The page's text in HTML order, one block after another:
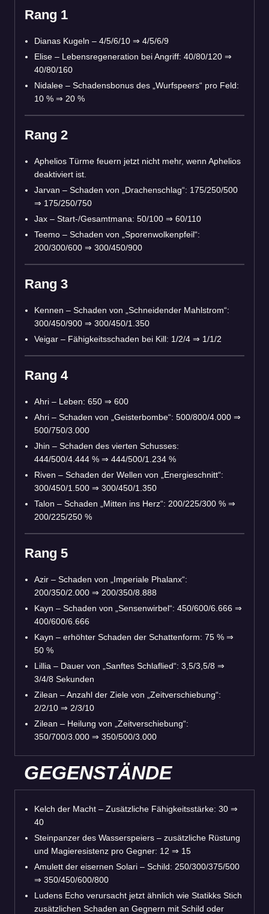
Rang 1
Dianas Kugeln – 4/5/6/10 ⇒ 4/5/6/9
Elise – Lebensregeneration bei Angriff: 40/80/120 ⇒
40/80/160
Nidalee – Schadensbonus des „Wurfspeers“ pro Feld:
10 % ⇒ 20 %
Rang 2
Aphelios Türme feuern jetzt nicht mehr, wenn Aphelios
deaktiviert ist.
Jarvan – Schaden von „Drachenschlag“: 175/250/500
⇒ 175/250/750
Jax – Start-/Gesamtmana: 50/100 ⇒ 60/110
Teemo – Schaden von „Sporenwolkenpfeil“:
200/300/600 ⇒ 300/450/900
Rang 3
Kennen – Schaden von „Schneidender Mahlstrom“:
300/450/900 ⇒ 300/450/1.350
Veigar – Fähigkeitsschaden bei Kill: 1/2/4 ⇒ 1/1/2
Rang 4
Ahri – Leben: 650 ⇒ 600
Ahri – Schaden von „Geisterbombe“: 500/800/4.000 ⇒
500/750/3.000
Jhin – Schaden des vierten Schusses:
444/500/4.444 % ⇒ 444/500/1.234 %
Riven – Schaden der Wellen von „Energieschnitt“:
300/450/1.500 ⇒ 300/450/1.350
Talon – Schaden „Mitten ins Herz“: 200/225/300 % ⇒
200/225/250 %
Rang 5
Azir – Schaden von „Imperiale Phalanx“:
200/350/2.000 ⇒ 200/350/8.888
Kayn – Schaden von „Sensenwirbel“: 450/600/6.666 ⇒
400/600/6.666
Kayn – erhöhter Schaden der Schattenform: 75 % ⇒
50 %
Lillia – Dauer von „Sanftes Schlaflied“: 3,5/3,5/8 ⇒
3/4/8 Sekunden
Zilean – Anzahl der Ziele von „Zeitverschiebung“:
2/2/10 ⇒ 2/3/10
Zilean – Heilung von „Zeitverschiebung“:
350/700/3.000 ⇒ 350/500/3.000
GEGENSTÄNDE
Kelch der Macht – Zusätzliche Fähigkeitsstärke: 30 ⇒
40
Steinpanzer des Wasserspeiers – zusätzliche Rüstung
und Magieresistenz pro Gegner: 12 ⇒ 15
Amulett der eisernen Solari – Schild: 250/300/375/500
⇒ 350/450/600/800
Ludens Echo verursacht jetzt ähnlich wie Statikks Stich
zusätzlichen Schaden an Gegnern mit Schild oder